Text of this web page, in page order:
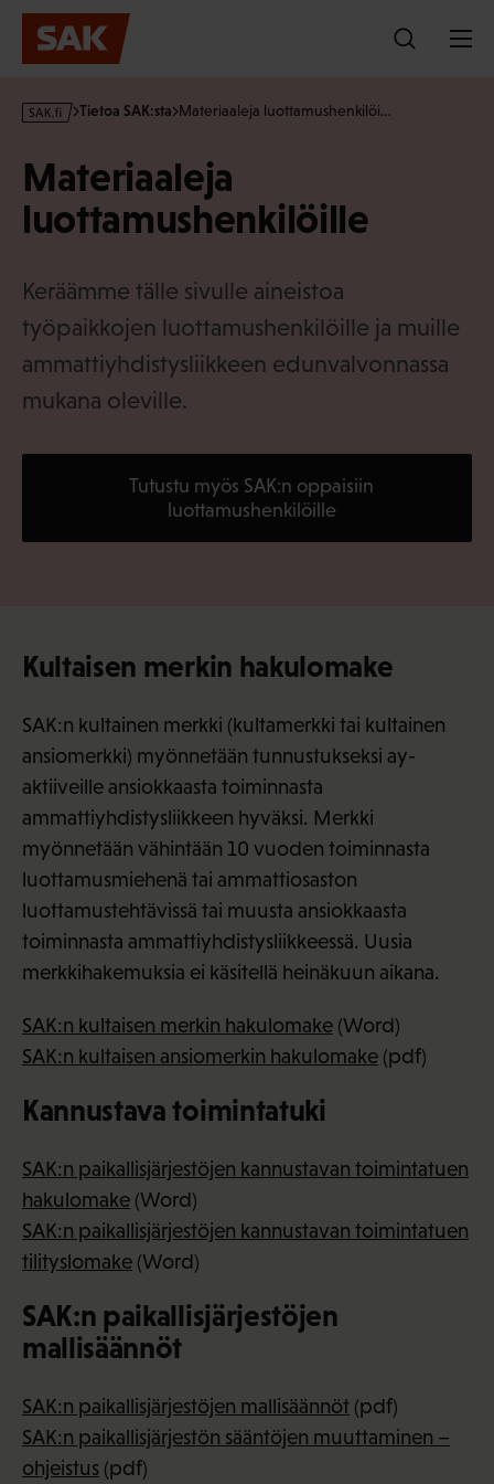
Hyppää
sisältöön
s
f
Tietoa SAK:sta Materiaaleja luottamushenkilöi…
Materiaaleja
luottamushenkilöille
Keräämme tälle sivulle aineistoa
työpaikkojen luottamushenkilöille ja muille
ammattiyhdistysliikkeen edunvalvonnassa
mukana oleville.
Tutustu myös SAK:n oppaisiin
luottamushenkilöille
Kultaisen merkin hakulomake
SAK:n kultainen merkki (kultamerkki tai kultainen
ansiomerkki) myönnetään tunnustukseksi ay-
aktiiveille ansiokkaasta toiminnasta
ammattiyhdistysliikkeen hyväksi. Merkki
myönnetään vähintään 10 vuoden toiminnasta
luottamusmiehenä tai ammattiosaston
luottamustehtävissä tai muusta ansiokkaasta
toiminnasta ammattiyhdistysliikkeessä. Uusia
merkkihakemuksia ei käsitellä heinäkuun aikana.
SAK:n kultaisen merkin hakulomake (Word)
SAK:n kultaisen ansiomerkin hakulomake (pdf)
Kannustava toimintatuki
SAK:n paikallisjärjestöjen kannustavan toimintatuen
hakulomake (Word)
SAK:n paikallisjärjestöjen kannustavan toimintatuen
tilityslomake (Word)
SAK:n paikallisjärjestöjen
mallisäännöt
SAK:n paikallisjärjestöjen mallisäännöt (pdf)
SAK:n paikallisjärjestön sääntöjen muuttaminen –
ohjeistus (pdf)